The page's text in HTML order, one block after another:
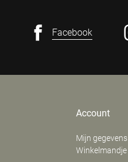
Facebook
Account
Mijn gegevens
Winkelmandje